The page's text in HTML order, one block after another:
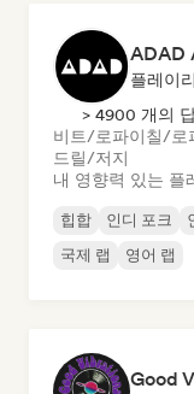
ADAD
플레이
> 4900 개의
비트/로파이칠/로
드릴/저지
내 영향력 있는 플
힙합 인디 포크
국제 랩
영어 랩
Good